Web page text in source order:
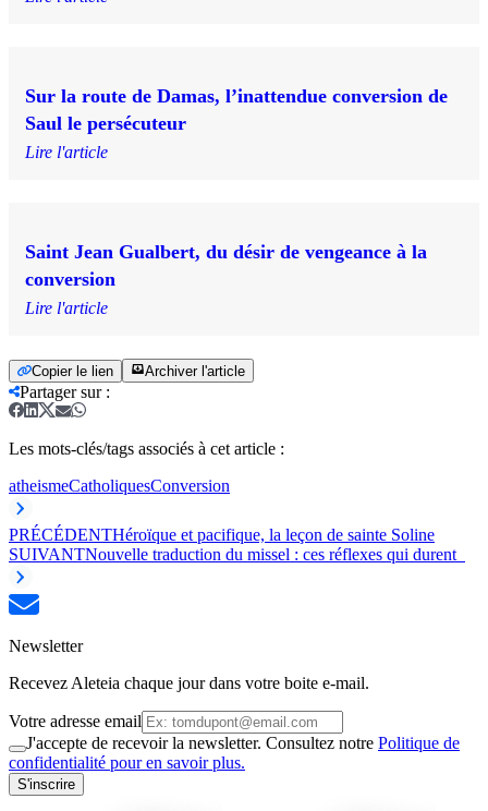
Sur la route de Damas, l’inattendue conversion de
Saul le persécuteur
Lire l'article
Saint Jean Gualbert, du désir de vengeance à la
conversion
Lire l'article
Copier le lien Archiver l'article
Partager sur:
Les mots-clés/tags associés à cet article :
atheismeCatholiquesConversion
PRÉCÉDENTHéroïque et pacifique, la leçon de sainte Soline
SUIVANTNouvelle traduction du missel : ces réflexes qui durent
Newsletter
Recevez Aleteia chaque jour dans votre boite e-mail.
Votre adresse email
J'accepte de recevoir la newsletter. Consultez notre Politique de
confidentialité pour en savoir plus.
S'inscrire